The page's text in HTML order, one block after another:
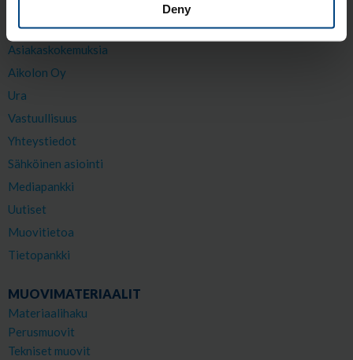
Deny
Oppaat
Asiakaskokemuksia
Aikolon Oy
Ura
Vastuullisuus
Yhteystiedot
Sähköinen asiointi
Mediapankki
Uutiset
Muovitietoa
Tietopankki
MUOVIMATERIAALIT
Materiaalihaku
Perusmuovit
Tekniset muovit